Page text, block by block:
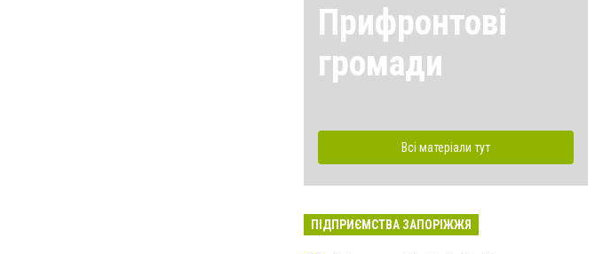
Прифронтові
громади
Всі матеріали тут
ПІДПРИЄМСТВА ЗАПОРІЖЖЯ